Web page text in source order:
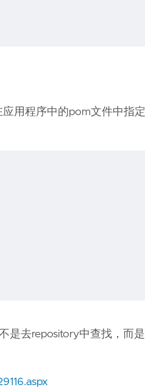
用程序中的pom文件中指
是去repository中查找，而